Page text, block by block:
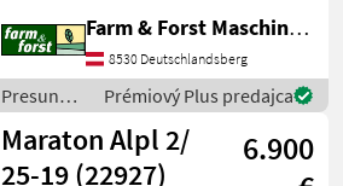
materiálu Pásový
dopravník
Farm & Forst Maschinenhandel GmbH. u. CoKG
8530 Deutschlandsberg
Presun
materiálu
/ Sonstige
Prémiový Plus predajca
Maraton Alpl 2/
25-19 (22927)
6.900